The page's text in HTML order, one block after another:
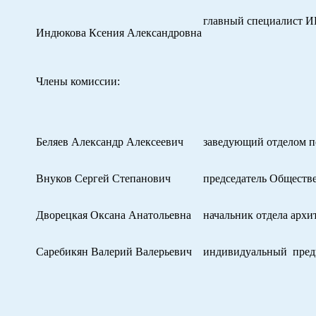
Индюкова Ксения Александровна
главный специалист
Члены комиссии:
Беляев Александр Алексеевич заведующий отделом
Внуков Сергей Степанович председатель
Дворецкая Оксана Анатольевна начальник отдела
Саребикян Валерий Валерьевич индивидуальный